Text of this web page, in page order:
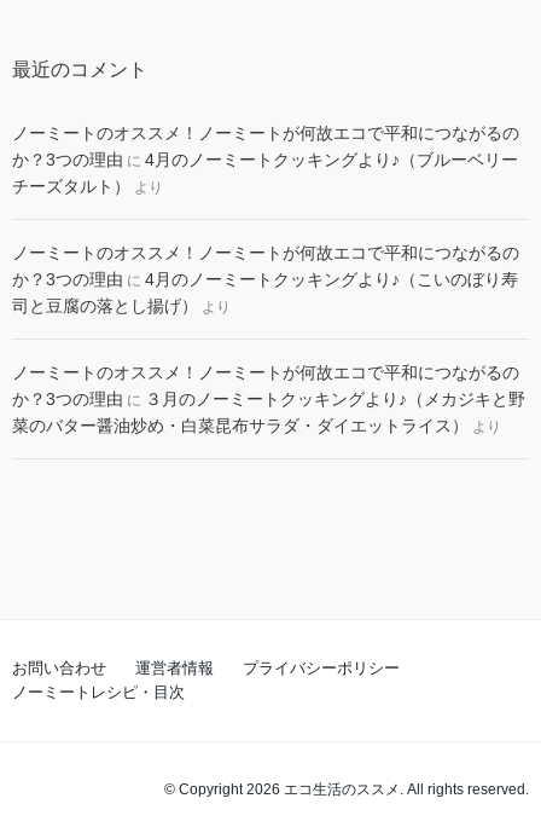
最近のコメント
ノーミートのオススメ！ノーミートが何故エコで平和につながるの
か？3つの理由 に 4月のノーミートクッキングより♪（ブルーベリー
チーズタルト）
より
ノーミートのオススメ！ノーミートが何故エコで平和につながるの
か？3つの理由 に 4月のノーミートクッキングより♪（こいのぼり寿
司と豆腐の落とし揚げ）
より
ノーミートのオススメ！ノーミートが何故エコで平和につながるの
か？3つの理由 に ３月のノーミートクッキングより♪（メカジキと野
菜のバター醤油炒め・白菜昆布サラダ・ダイエットライス）
より
お問い合わせ 運営者情報
プライバシーポリシー
ノーミートレシピ・目次
© Copyright 2026 エコ生活のススメ. All rights reserved.